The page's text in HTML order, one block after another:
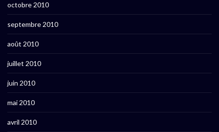
octobre 2010
septembre 2010
août 2010
juillet 2010
juin 2010
mai 2010
avril 2010